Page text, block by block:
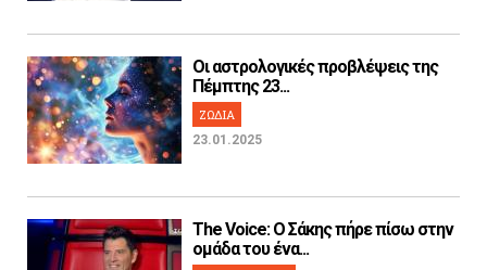
Οι αστρολογικές προβλέψεις της
Πέμπτης 23...
ΖΩΔΙΑ
23.01.2025
The Voice: Ο Σάκης πήρε πίσω στην
ομάδα του ένα...